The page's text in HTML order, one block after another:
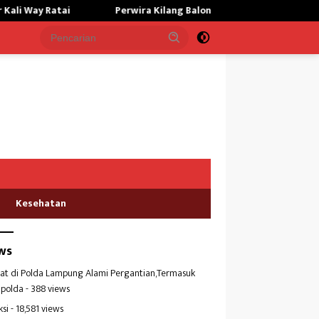
Perwira Kilang Balongan Gelar Doa Bersama, Perkuat Integritas
Kesehatan
di Polda Lampung Alami Pergantian,Termasuk
- 388 views
- 18,581 views